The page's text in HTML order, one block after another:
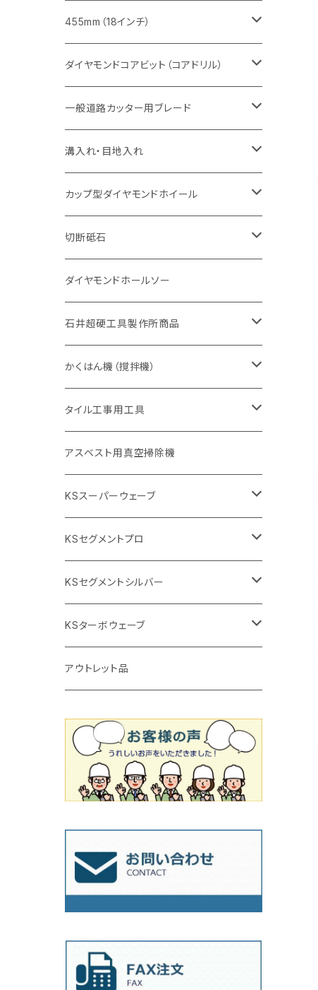
FRP切断用
塩ビ管・キッチンパネル切断用
大理石
ヒューム管・U字溝切断用
鋳鉄管切断用
ヒューム管・U字溝切断用
インターロッキング切断用
鋳鉄管切断用
ヒューム管・U字溝切断用
インターロッキング切断用
一般道路カッター用
ヒューム管・U字溝切断用
アスファルト切断用
一般道路カッター用
セグメント（特殊凹凸加工チップ
セグメントタイプ
コンクリート切断用
セグメント
セグメント（特殊凸凹加工チップ
ブロック切断用
セグメント
セグメント（特殊凸凹加工チップ
レンガ切断用
セグメント
セグメント（特殊凸凹加工チップ
インターロッキング切断用
セグメントタイプ
一般道路カッター用
鋳鉄管切断用
セグメントタイプ
埋設鋳鉄管工事対応タイプ
ヒューム管・U字溝切断用
セグメント
セグメント（特殊凸凹加工チップ
アスファルト切断用
一般道路カッター用
セグメント
セグメント（特殊凸凹加工チップ
鉄筋コンクリート切断用
セグメントタイプ
コンクリート切断用
セグメント
セグメント（特殊凸凹加工チップ
ブロック切断用
セグメント
セグメント（特殊凸凹加工チップ
レンガ切断用
セグメント
セグメント（特殊凸凹加工チップ
インターロッキング切断用
セグメントタイプ
一般道路カッター用
鋳鉄管切断用
セグメントタイプ
埋設鋳鉄管工事対応タイプ
ヒューム管・U字溝切断用
セグメントタイプ
セグメント（特殊凸凹加工チップ
アスファルト切断用
一般道路カッター用
みかげ石（御影石）切断用
セグメントタイプ
コンクリート切断用
セグメントタイプ
一般道路カッター用
鉄筋コンクリート切断用
セグメントタイプ
インターロッキング切断用
セグメントタイプ
一般道路カッター用
鋳鉄管切断用
セグメントタイプ
埋設鋳鉄管工事対応タイプ
ヒューム管・U字溝切断用
セグメントタイプ
アスファルト切断用
一般道路カッター用
455mm（18インチ）
道路コンクリート切断用
道路アスファルト切断用
ダイヤモンドコアビット（コアドリル）
Aロット
有効長 250mm
有効長 370mm
Ｃロット
有効長 250mm
M27
有効長 250mm
一般道路カッター用ブレード
道路（アスファルト用）
255mm（10インチ）
305mm（12インチ）
道路（コンクリート舗装面）
255mm（10インチ）
305mm（12インチ）
道路（アス・コン兼用）
305mm（12インチ）
355mm（14インチ）
溝入れ・目地入れ
V型チップ
ストレート型チップ
U型チップ
カップ型ダイヤモンドホイール
100mm（4インチ）
125mm（5インチ）
切断砥石
金属用
305mm（12インチ）
355mm（14インチ）
非金属用
305mm（12インチ）
355mm（14インチ）
ダイヤモンドホールソー
石井超硬工具製作所商品
押し切り（タイル切断機）
本体
替え刃
電動切断機
本体
ダイヤモンドホイール
ブリック＆ブロック用切断機
穴あけ用工具
タイルニッパー
プロ用鏝（こて）
吸着盤
その他
タイル針
かくはん機（撹拌機）
本体
低速回転
高速回転
付属品
撹拌羽根
撹拌軸
タイル工事用工具
手動工具
押し切り（手動切断機
押し切り替え刃（手動切断機替え刃
タイル針
その他
電動工具
電動切断機
タイルパッチ（ビブラート
アスベスト用真空掃除機
KSスーパーウェーブ
105mm（4インチ）
125ｍｍ（5インチ）
KSセグメントプロ
105mm（4インチ）
通常品
ビス穴付き
125mm（5インチ）
通常品
オフセットタイプ（ハットタイプ
150ｍｍ（6インチ）
205ｍｍ（8インチ）
230mm（9インチ）
KSセグメントシルバー
105mm（4インチ）
125mm（5インチ）
180mm（7インチ）
205mm（8インチ）
KSターボウェーブ
105mm（4インチ）
150ｍｍ（6インチ）
180ｍｍ（7インチ）
230ｍｍ（9インチ）
アウトレット品